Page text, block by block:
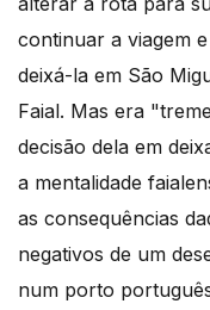
continuar a viagem e
deixá-la em São
Faial. Mas era
decisão dela em
a mentalidade
as consequências
negativos de um
num porto